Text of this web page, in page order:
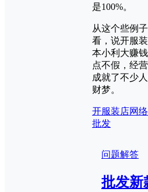
是100%。
从这个些例
看，说开服
本小利大赚
点不假，经
成就了不少
财梦。
开服装店网
批发
问题解答
批发新